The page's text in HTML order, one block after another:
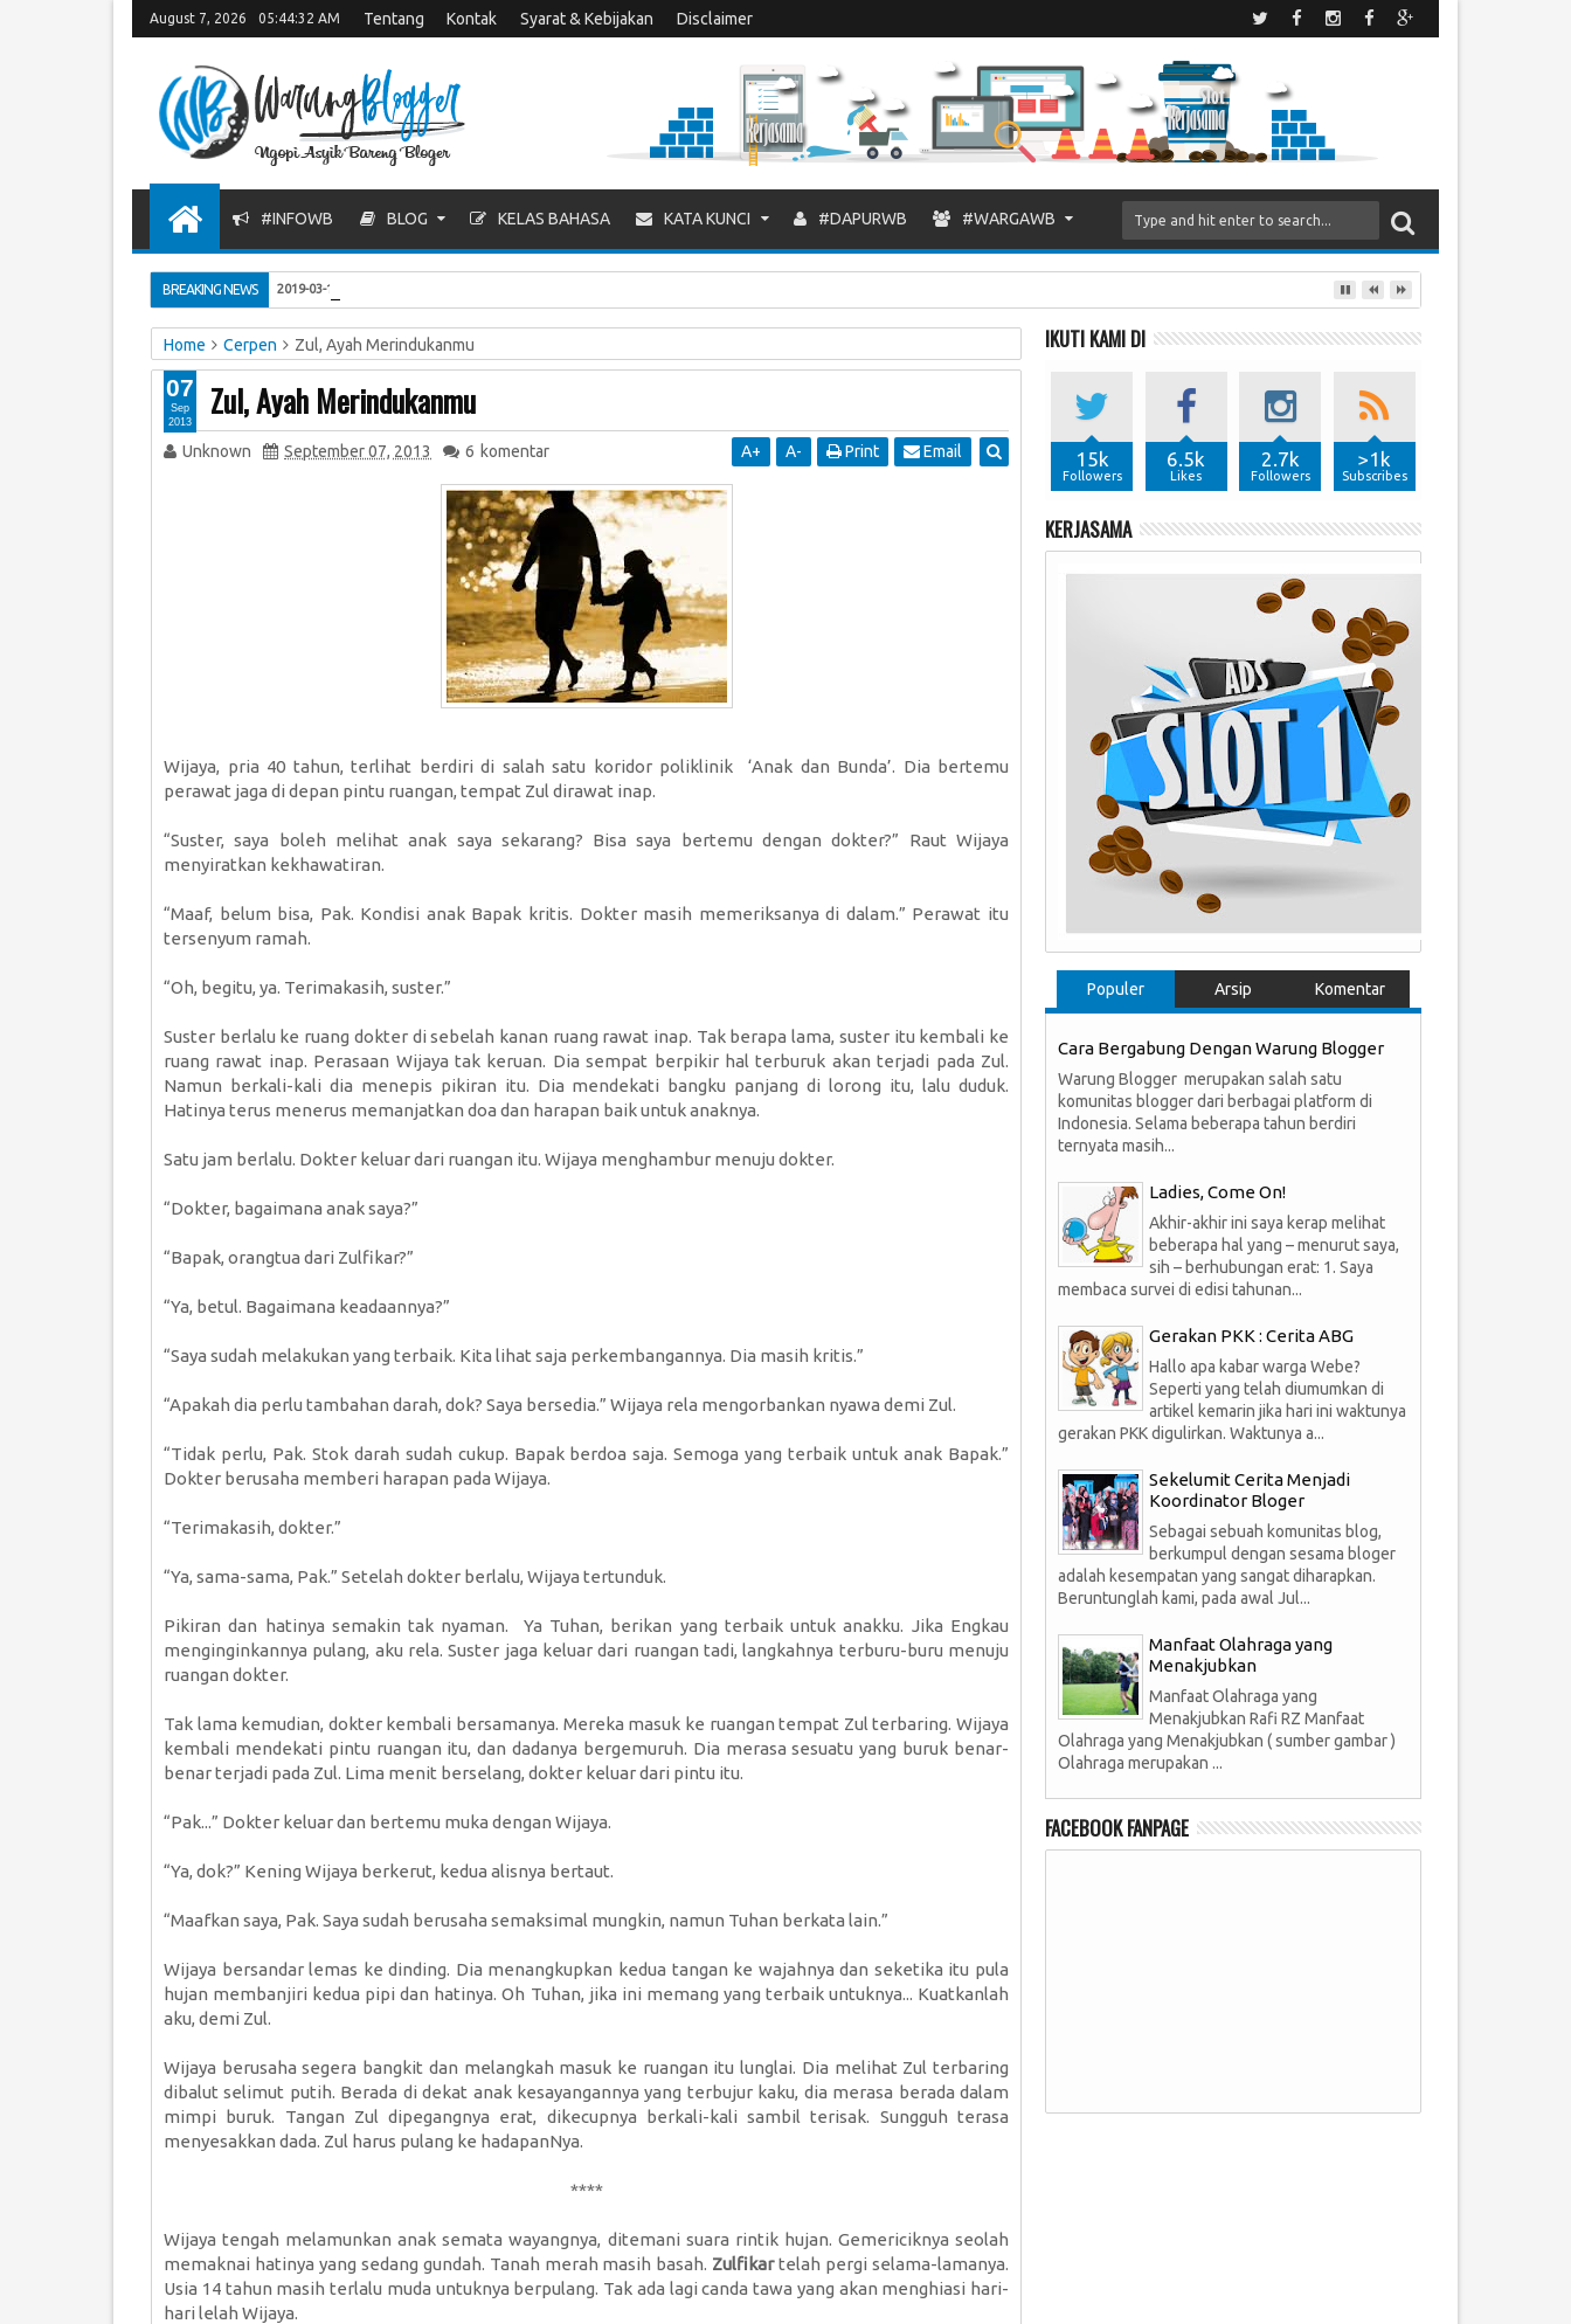
August 7, 2026 05:44:32 AM Tentang Kontak Syarat & Kebijakan Disclaimer
#INFOWB BLOG KELAS BAHASA KATA KUNCI #DAPURWB #WARGAWB
BREAKING NEWS 2019-03-12
Home Cerpen Zul, Ayah Merindukanmu
Zul, Ayah Merindukanmu
Unknown September 07, 2013 6 komentar A+ A- Print Email
Wijaya, pria 40 tahun, terlihat berdiri di salah satu koridor poliklinik ‘Anak dan Bunda’. Dia bertemu
perawat jaga di depan pintu ruangan, tempat Zul dirawat inap.
“Suster, saya boleh melihat anak saya sekarang? Bisa saya bertemu dengan dokter?” Raut Wijaya
menyiratkan kekhawatiran.
“Maaf, belum bisa, Pak. Kondisi anak Bapak kritis. Dokter masih memeriksanya di dalam.” Perawat itu
tersenyum ramah.
“Oh, begitu, ya. Terimakasih, suster.”
Suster berlalu ke ruang dokter di sebelah kanan ruang rawat inap. Tak berapa lama, suster itu kembali ke
ruang rawat inap. Perasaan Wijaya tak keruan. Dia sempat berpikir hal terburuk akan terjadi pada Zul.
Namun berkali-kali dia menepis pikiran itu. Dia mendekati bangku panjang di lorong itu, lalu duduk.
Hatinya terus menerus memanjatkan doa dan harapan baik untuk anaknya.
Satu jam berlalu. Dokter keluar dari ruangan itu. Wijaya menghambur menuju dokter.
“Dokter, bagaimana anak saya?”
“Bapak, orangtua dari Zulfikar?”
“Ya, betul. Bagaimana keadaannya?”
“Saya sudah melakukan yang terbaik. Kita lihat saja perkembangannya. Dia masih kritis.”
“Apakah dia perlu tambahan darah, dok? Saya bersedia.” Wijaya rela mengorbankan nyawa demi Zul.
“Tidak perlu, Pak. Stok darah sudah cukup. Bapak berdoa saja. Semoga yang terbaik untuk anak Bapak.”
Dokter berusaha memberi harapan pada Wijaya.
“Terimakasih, dokter.”
“Ya, sama-sama, Pak.” Setelah dokter berlalu, Wijaya tertunduk.
Pikiran dan hatinya semakin tak nyaman. Ya Tuhan, berikan yang terbaik untuk anakku. Jika Engkau
menginginkannya pulang, aku rela. Suster jaga keluar dari ruangan tadi, langkahnya terburu-buru menuju
ruangan dokter.
Tak lama kemudian, dokter kembali bersamanya. Mereka masuk ke ruangan tempat Zul terbaring. Wijaya
kembali mendekati pintu ruangan itu, dan dadanya bergemuruh. Dia merasa sesuatu yang buruk benar-
benar terjadi pada Zul. Lima menit berselang, dokter keluar dari pintu itu.
“Pak...” Dokter keluar dan bertemu muka dengan Wijaya.
“Ya, dok?” Kening Wijaya berkerut, kedua alisnya bertaut.
“Maafkan saya, Pak. Saya sudah berusaha semaksimal mungkin, namun Tuhan berkata lain.”
Wijaya bersandar lemas ke dinding. Dia menangkupkan kedua tangan ke wajahnya dan seketika itu pula
hujan membanjiri kedua pipi dan hatinya. Oh Tuhan, jika ini memang yang terbaik untuknya... Kuatkanlah
aku, demi Zul.
Wijaya berusaha segera bangkit dan melangkah masuk ke ruangan itu lunglai. Dia melihat Zul terbaring
dibalut selimut putih. Berada di dekat anak kesayangannya yang terbujur kaku, dia merasa berada dalam
mimpi buruk. Tangan Zul dipegangnya erat, dikecupnya berkali-kali sambil terisak. Sungguh terasa
menyesakkan dada. Zul harus pulang ke hadapanNya.
****
Wijaya tengah melamunkan anak semata wayangnya, ditemani suara rintik hujan. Gemericiknya seolah
memaknai hatinya yang sedang gundah. Tanah merah masih basah. Zulfikartelah pergi selama-lamanya.
Usia 14 tahun masih terlalu muda untuknya berpulang. Tak ada lagi canda tawa yang akan menghiasi hari-
hari lelah Wijaya.
07
Sep
2013
IKUTI KAMI DI
15k
Followers
6.5k
Likes
2.7k
Followers
>1k
Subscribes
KERJASAMA
Populer Arsip Komentar
Cara Bergabung Dengan Warung Blogger
Warung Blogger merupakan salah satu
komunitas blogger dari berbagai platform di
Indonesia. Selama beberapa tahun berdiri
ternyata masih...
Ladies, Come On!
Akhir-akhir ini saya kerap melihat
beberapa hal yang – menurut saya,
sih – berhubungan erat: 1. Saya
membaca survei di edisi tahunan...
Gerakan PKK : Cerita ABG
Hallo apa kabar warga Webe?
Seperti yang telah diumumkan di
artikel kemarin jika hari ini waktunya
gerakan PKK digulirkan. Waktunya a...
Sekelumit Cerita Menjadi
Koordinator Bloger
Sebagai sebuah komunitas blog,
berkumpul dengan sesama bloger
adalah kesempatan yang sangat diharapkan.
Beruntunglah kami, pada awal Jul...
Manfaat Olahraga yang
Menakjubkan
Manfaat Olahraga yang
Menakjubkan Rafi RZ Manfaat
Olahraga yang Menakjubkan ( sumber gambar )
Olahraga merupakan ...
FACEBOOK FANPAGE